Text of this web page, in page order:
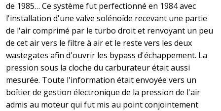
de 1985… Ce système fut perfectionné en 1984 avec
l'installation d'une valve solénoïde recevant une partie
de l'air comprimé par le turbo droit et renvoyant un peu
de cet air vers le filtre à air et le reste vers les deux
wastegates afin d'ouvrir les bypass d'échappement. La
pression sous la cloche du carburateur était aussi
mesurée. Toute l'information était envoyée vers un
boîtier de gestion électronique de la pression de l'air
admis au moteur qui fut mis au point conjointement